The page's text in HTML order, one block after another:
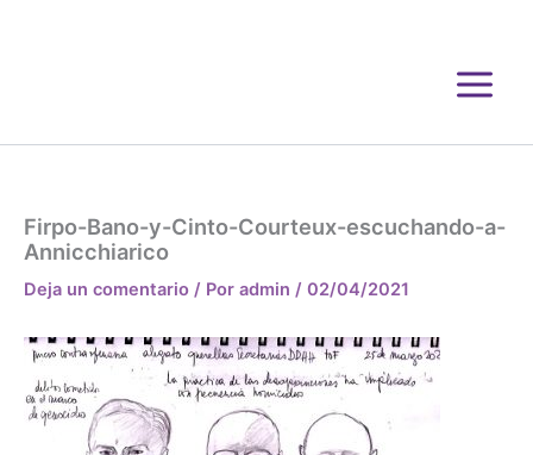
Firpo-Bano-y-Cinto-Courteux-escuchando-a-
Annicchiarico
Deja un comentario / Por admin / 02/04/2021